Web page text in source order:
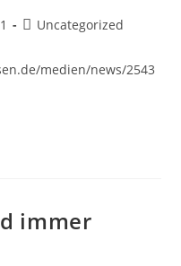
Uncategorized
medien/news/2543
immer